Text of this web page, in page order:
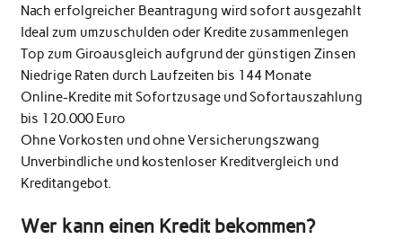
Nach erfolgreicher Beantragung wird sofort ausgezahlt
Ideal zum umzuschulden oder Kredite zusammenlegen
Top zum Giroausgleich aufgrund der günstigen Zinsen
Niedrige Raten durch Laufzeiten bis 144 Monate
Online-Kredite mit Sofortzusage und Sofortauszahlung
bis 120.000 Euro
Ohne Vorkosten und ohne Versicherungszwang
Unverbindliche und kostenloser Kreditvergleich und
Kreditangebot.
Wer kann einen Kredit bekommen?